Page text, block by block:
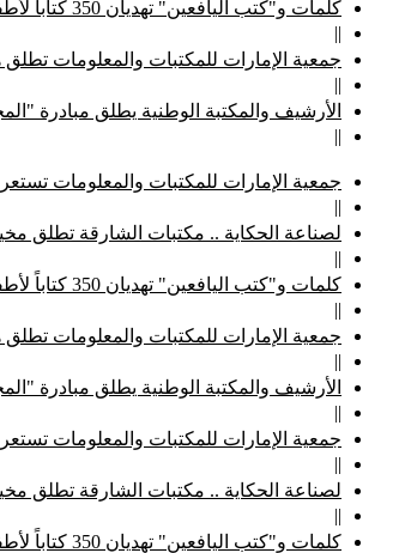
كلمات و"كتب اليافعين" تهديان 350 كتاباً لأطفال "الإمارات الإنسانية"
||
جمعية الإمارات للمكتبات والمعلومات تطلق
||
الأرشيف والمكتبة الوطنية يطلق مبادرة
||
جمعية الإمارات للمكتبات والمعلومات
||
لصناعة الحكاية .. مكتبات الشارقة تطلق
||
كلمات و"كتب اليافعين" تهديان 350 كتاباً لأطفال "الإمارات الإنسانية"
||
جمعية الإمارات للمكتبات والمعلومات تطلق
||
الأرشيف والمكتبة الوطنية يطلق مبادرة
||
جمعية الإمارات للمكتبات والمعلومات
||
لصناعة الحكاية .. مكتبات الشارقة تطلق
||
كلمات و"كتب اليافعين" تهديان 350 كتاباً لأطفال "الإمارات الإنسانية"